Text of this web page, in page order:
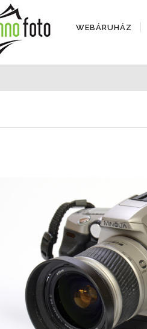
WEBÁRUHÁZ
Objektívek
Diktafonok,
tartozékok
Markolatok
Vakuk
Távcsövek,
teleszkópok
Táskák, tokok
Okostelefon
kiegészítők